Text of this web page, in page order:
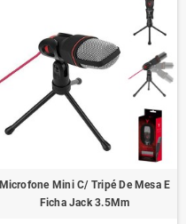
Microfone Mini C/ Tripé De Mesa E
Ficha Jack 3.5Mm